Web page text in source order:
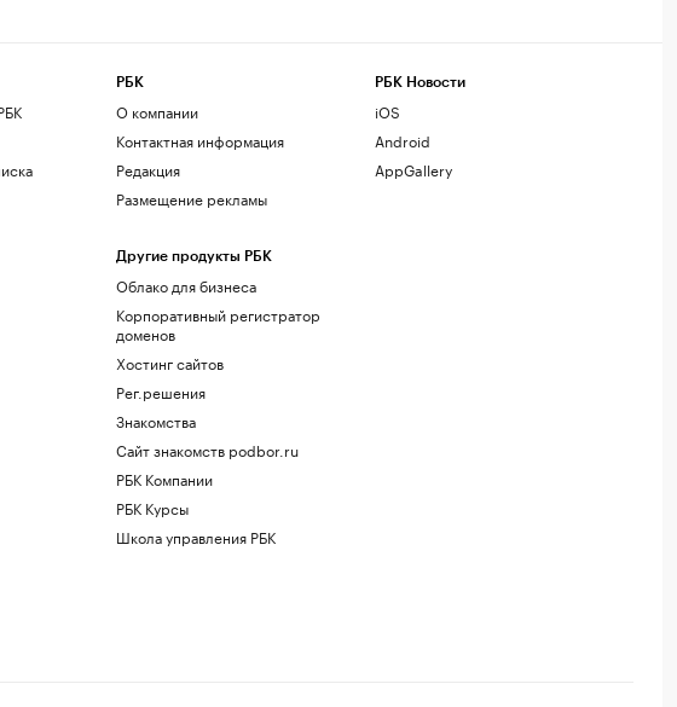
РБК
О компании
Контактная информация
Редакция
Размещение рекламы
Другие продукты РБК
Облако для бизнеса
Корпоративный регистратор
доменов
Хостинг сайтов
Рег.решения
Знакомства
Сайт знакомств podbor.ru
РБК Компании
РБК Курсы
Школа управления РБК
РБК Новости
iOS
Android
AppGallery